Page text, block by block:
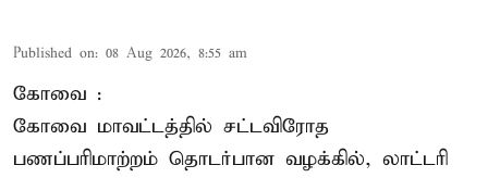
Published on: 08 Aug 2026, 8:55 am
கோவை :
கோவை மாவட்டத்தில் சட்டவிரோத
பணப்பரிமாற்றம் தொடர்பான வழக்கில், லாட்டரி